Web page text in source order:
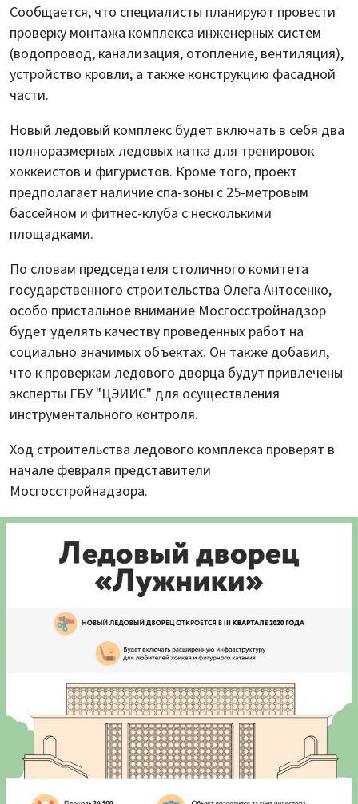
Сообщается, что специалисты планируют провести
проверку монтажа комплекса инженерных систем
(водопровод, канализация, отопление, вентиляция),
устройство кровли, а также конструкцию фасадной
части.
Новый ледовый комплекс будет включать в себя два
полноразмерных ледовых катка для тренировок
хоккеистов и фигуристов. Кроме того, проект
предполагает наличие спа-зоны с 25-метровым
бассейном и фитнес-клуба с несколькими
площадками.
По словам председателя столичного комитета
государственного строительства Олега Антосенко,
особо пристальное внимание Мосгосстройнадзор
будет уделять качеству проведенных работ на
социально значимых объектах. Он также добавил,
что к проверкам ледового дворца будут привлечены
эксперты ГБУ "ЦЭИИС" для осуществления
инструментального контроля.
Ход строительства ледового комплекса проверят в
начале февраля представители
Мосгосстройнадзора.